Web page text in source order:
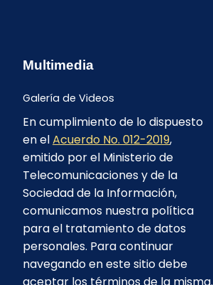
Multimedia
Galería de Videos
En cumplimiento de lo dispuesto
en elAcuerdo No. 012-2019,
emitido por el Ministerio de
Telecomunicaciones y de la
Sociedad de la Información,
comunicamos nuestra política
para el tratamiento de datos
personales. Para continuar
navegando en este sitio debe